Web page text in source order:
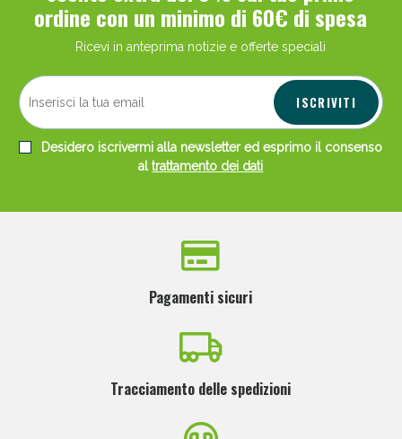
ordine con un minimo di 60€ di spesa
Ricevi in anteprima notizie e offerte speciali
ISCRIVITI
Desidero iscrivermi alla newsletter ed esprimo il consenso
altrattamento dei dati
Pagamenti sicuri
Tracciamento delle spedizioni
Scopri le offerte di Oggi